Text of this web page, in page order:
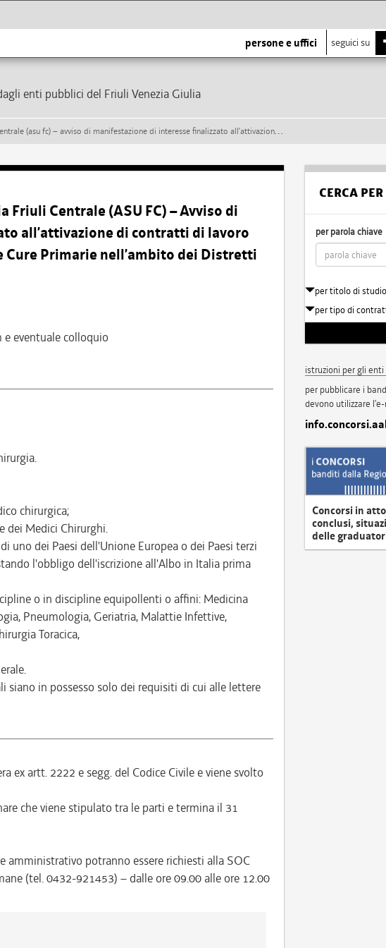
persone e uffici seguici su
enti pubblici del Friuli Venezia Giulia
finalizzato all’attivazione di contratti di lavoro autonomo per le esigenze delle aree cure primarie nell’ambito dei distretti socio sanitari aziendali
Centrale (ASU FC) – Avviso di
all’attivazione di contratti di lavoro
Cure Primarie nell’ambito dei Distretti
eventuale colloquio
chirurgica;
dei Medici Chirurghi.
uno dei Paesi dell'Unione Europea o dei Paesi terzi
l'obbligo dell'iscrizione all'Albo in Italia prima
o in discipline equipollenti o affini: Medicina
Pneumologia, Geriatria, Malattie Infettive,
Toracica,
siano in possesso solo dei requisiti di cui alle lettere
ex artt. 2222 e segg. del Codice Civile e viene svolto
che viene stipulato tra le parti e termina il 31
amministrativo potranno essere richiesti alla SOC
(tel. 0432-921453) – dalle ore 09.00 alle ore 12.00
CERCA PER
per parola chiave
per titolo di studio
per tipo di
istruzioni per gli enti
per pubblicare i
devono utilizzare
Concorsi in
conclusi,
delle